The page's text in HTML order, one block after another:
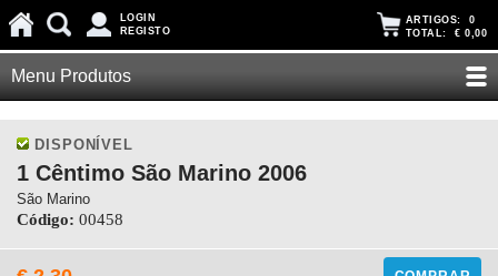
LOGIN
REGISTO
ARTIGOS: 0
TOTAL: € 0,00
Menu Produtos
DISPONÍVEL
1 Cêntimo São Marino 2006
São Marino
Código: 00458